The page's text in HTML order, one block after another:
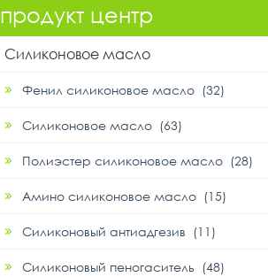
продукт центр
Силиконовое масло
Фенил силиконовое масло (32)
Силиконовое масло (63)
Полиэстер силиконовое масло (28)
Амино силиконовое масло (15)
Силиконовый антиадгезив (11)
Силиконовый пеногаситель (48)